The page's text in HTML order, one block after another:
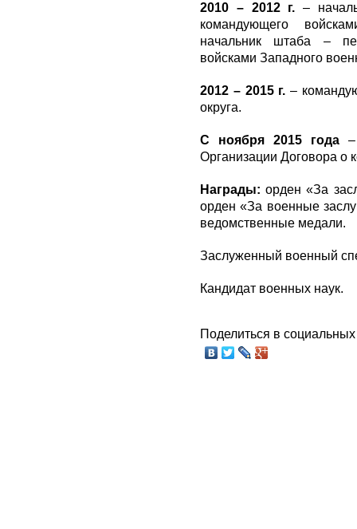
2010 – 2012 г. –
командующего
начальник штаба –
войсками Западного
2012 – 2015 г. –
округа.
С ноября 2015 года –
Организации Договора о
Награды:орден «За
орден «За военные
ведомственные медали.
Заслуженный военный
Кандидат военных наук.
Поделиться в социальных